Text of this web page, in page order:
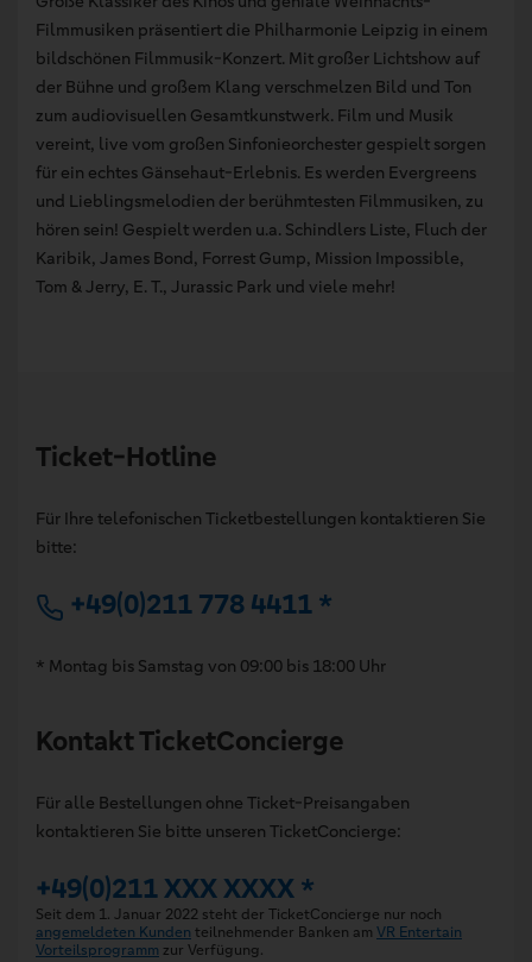
Filmmusiken präsentiert die Philharmonie Leipzig in einem
bildschönen Filmmusik-Konzert. Mit großer Lichtshow auf
der Bühne und großem Klang verschmelzen Bild und Ton
zum audiovisuellen Gesamtkunstwerk. Film und Musik
vereint, live vom großen Sinfonieorchester gespielt sorgen
für ein echtes Gänsehaut-Erlebnis. Es werden Evergreens
und Lieblingsmelodien der berühmtesten Filmmusiken, zu
hören sein! Gespielt werden u.a. Schindlers Liste, Fluch der
Karibik, James Bond, Forrest Gump, Mission Impossible,
Tom & Jerry, E. T., Jurassic Park und viele mehr!
Ticket-Hotline
Für Ihre telefonischen Ticketbestellungen kontaktieren Sie
bitte:
+49(0)211 778 4411 *
* Montag bis Samstag von 09:00 bis 18:00 Uhr
Kontakt TicketConcierge
Für alle Bestellungen ohne Ticket-Preisangaben
kontaktieren Sie bitte unseren TicketConcierge:
+49(0)211 XXX XXXX *
Seit dem 1. Januar 2022 steht der TicketConcierge nur noch
angemeldeten Kunden teilnehmender Banken am VR Entertain
Vorteilsprogramm zur Verfügung.